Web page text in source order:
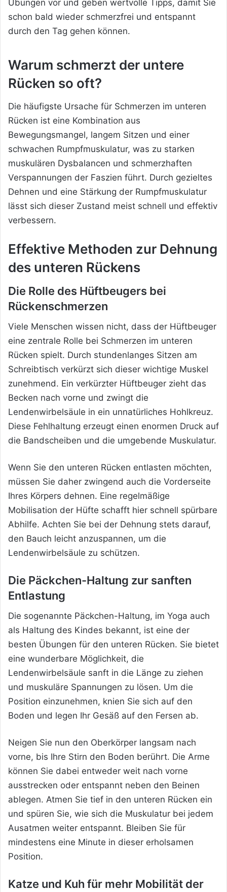
Übungen vor und geben wertvolle Tipps, damit Sie
schon bald wieder schmerzfrei und entspannt
durch den Tag gehen können.
Warum schmerzt der untere
Rücken so oft?
Die häufigste Ursache für Schmerzen im unteren
Rücken ist eine Kombination aus
Bewegungsmangel, langem Sitzen und einer
schwachen Rumpfmuskulatur, was zu starken
muskulären Dysbalancen und schmerzhaften
Verspannungen der Faszien führt. Durch gezieltes
Dehnen und eine Stärkung der Rumpfmuskulatur
lässt sich dieser Zustand meist schnell und effektiv
verbessern.
Effektive Methoden zur Dehnung
des unteren Rückens
Die Rolle des Hüftbeugers bei
Rückenschmerzen
Viele Menschen wissen nicht, dass der Hüftbeuger
eine zentrale Rolle bei Schmerzen im unteren
Rücken spielt. Durch stundenlanges Sitzen am
Schreibtisch verkürzt sich dieser wichtige Muskel
zunehmend. Ein verkürzter Hüftbeuger zieht das
Becken nach vorne und zwingt die
Lendenwirbelsäule in ein unnatürliches Hohlkreuz.
Diese Fehlhaltung erzeugt einen enormen Druck auf
die Bandscheiben und die umgebende Muskulatur.
Wenn Sie den unteren Rücken entlasten möchten,
müssen Sie daher zwingend auch die Vorderseite
Ihres Körpers dehnen. Eine regelmäßige
Mobilisation der Hüfte schafft hier schnell spürbare
Abhilfe. Achten Sie bei der Dehnung stets darauf,
den Bauch leicht anzuspannen, um die
Lendenwirbelsäule zu schützen.
Die Päckchen-Haltung zur sanften
Entlastung
Die sogenannte Päckchen-Haltung, im Yoga auch
als Haltung des Kindes bekannt, ist eine der
besten Übungen für den unteren Rücken. Sie bietet
eine wunderbare Möglichkeit, die
Lendenwirbelsäule sanft in die Länge zu ziehen
und muskuläre Spannungen zu lösen. Um die
Position einzunehmen, knien Sie sich auf den
Boden und legen Ihr Gesäß auf den Fersen ab.
Neigen Sie nun den Oberkörper langsam nach
vorne, bis Ihre Stirn den Boden berührt. Die Arme
können Sie dabei entweder weit nach vorne
ausstrecken oder entspannt neben den Beinen
ablegen. Atmen Sie tief in den unteren Rücken ein
und spüren Sie, wie sich die Muskulatur bei jedem
Ausatmen weiter entspannt. Bleiben Sie für
mindestens eine Minute in dieser erholsamen
Position.
Katze und Kuh für mehr Mobilität der